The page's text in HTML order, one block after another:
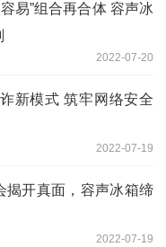
易”组合再合体 容声冰
2022-07-20
新模式 筑牢网络安全
2022-07-19
揭开真面，容声冰箱缔
2022-07-19